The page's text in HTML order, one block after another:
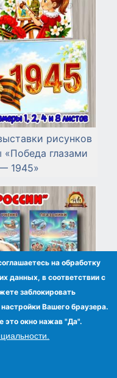
рисунков
глазами
1945»
на обработку
данных, в соответствии с
заблокировать
Вашего браузера.
это окно нажав "Да".